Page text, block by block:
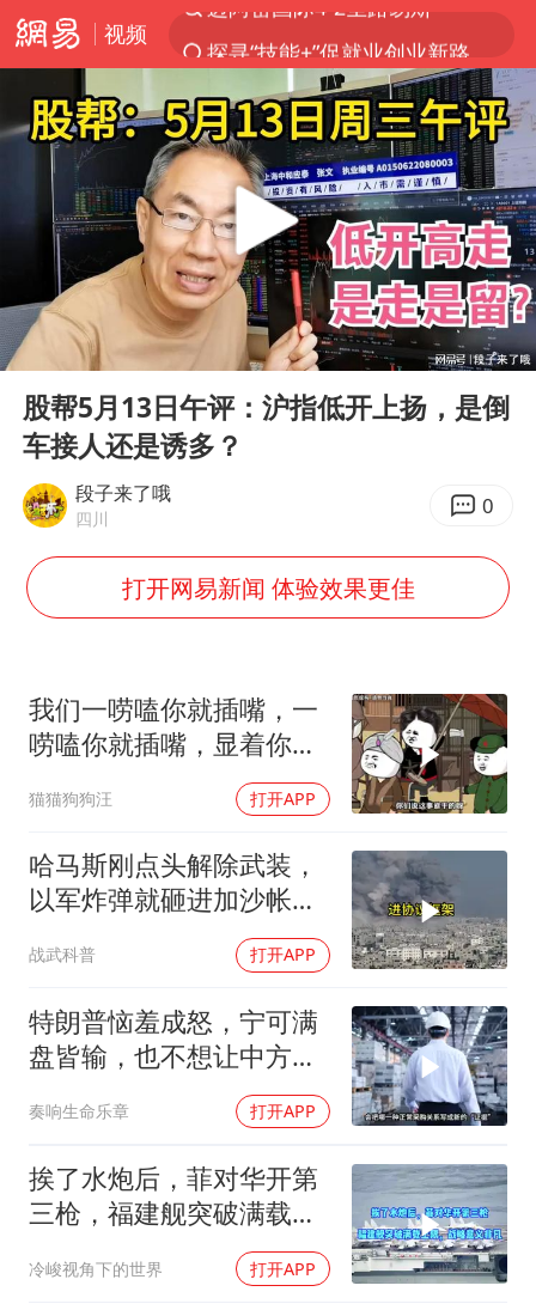
视频
店主遭女子“鬼手”换钞
顾客结账把钱扔地上 服务员霸气扔回
美国退回1000亿美元关税
38岁山东财大教授刘海明逝世
李亚鹏向地铁吐血女孩捐99999元
台风白海豚或在华东沿海登陆
“银行午休1.5小时”留个窗口行不行
FIFA官方支持因凡蒂诺
日本籍女网红在韩直播时自杀身亡
恩比德变瘦引热议
总书记关心百姓身边这些民生大事
Play
00:00 05:19
股帮5月13日午评：沪指低开上扬，是倒
车接人还是诱多？
段子来了哦
四川 0
打开网易新闻 体验效果更佳
我们一唠嗑你就插嘴，一
唠嗑你就插嘴，显着你
猫猫狗狗汪 打开APP
哈马斯刚点头解除武装，
以军炸弹就砸进加沙帐篷
战武科普 打开APP
特朗普恼羞成怒，宁可满
盘皆输，也不想让中方供
奏响生命乐章 打开APP
挨了水炮后，菲对华开第
三枪，福建舰突破满载上
冷峻视角下的世界 打开APP